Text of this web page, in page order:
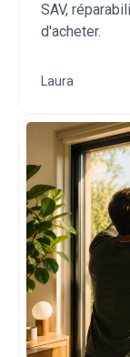
SAV,
d'acheter.
Laura